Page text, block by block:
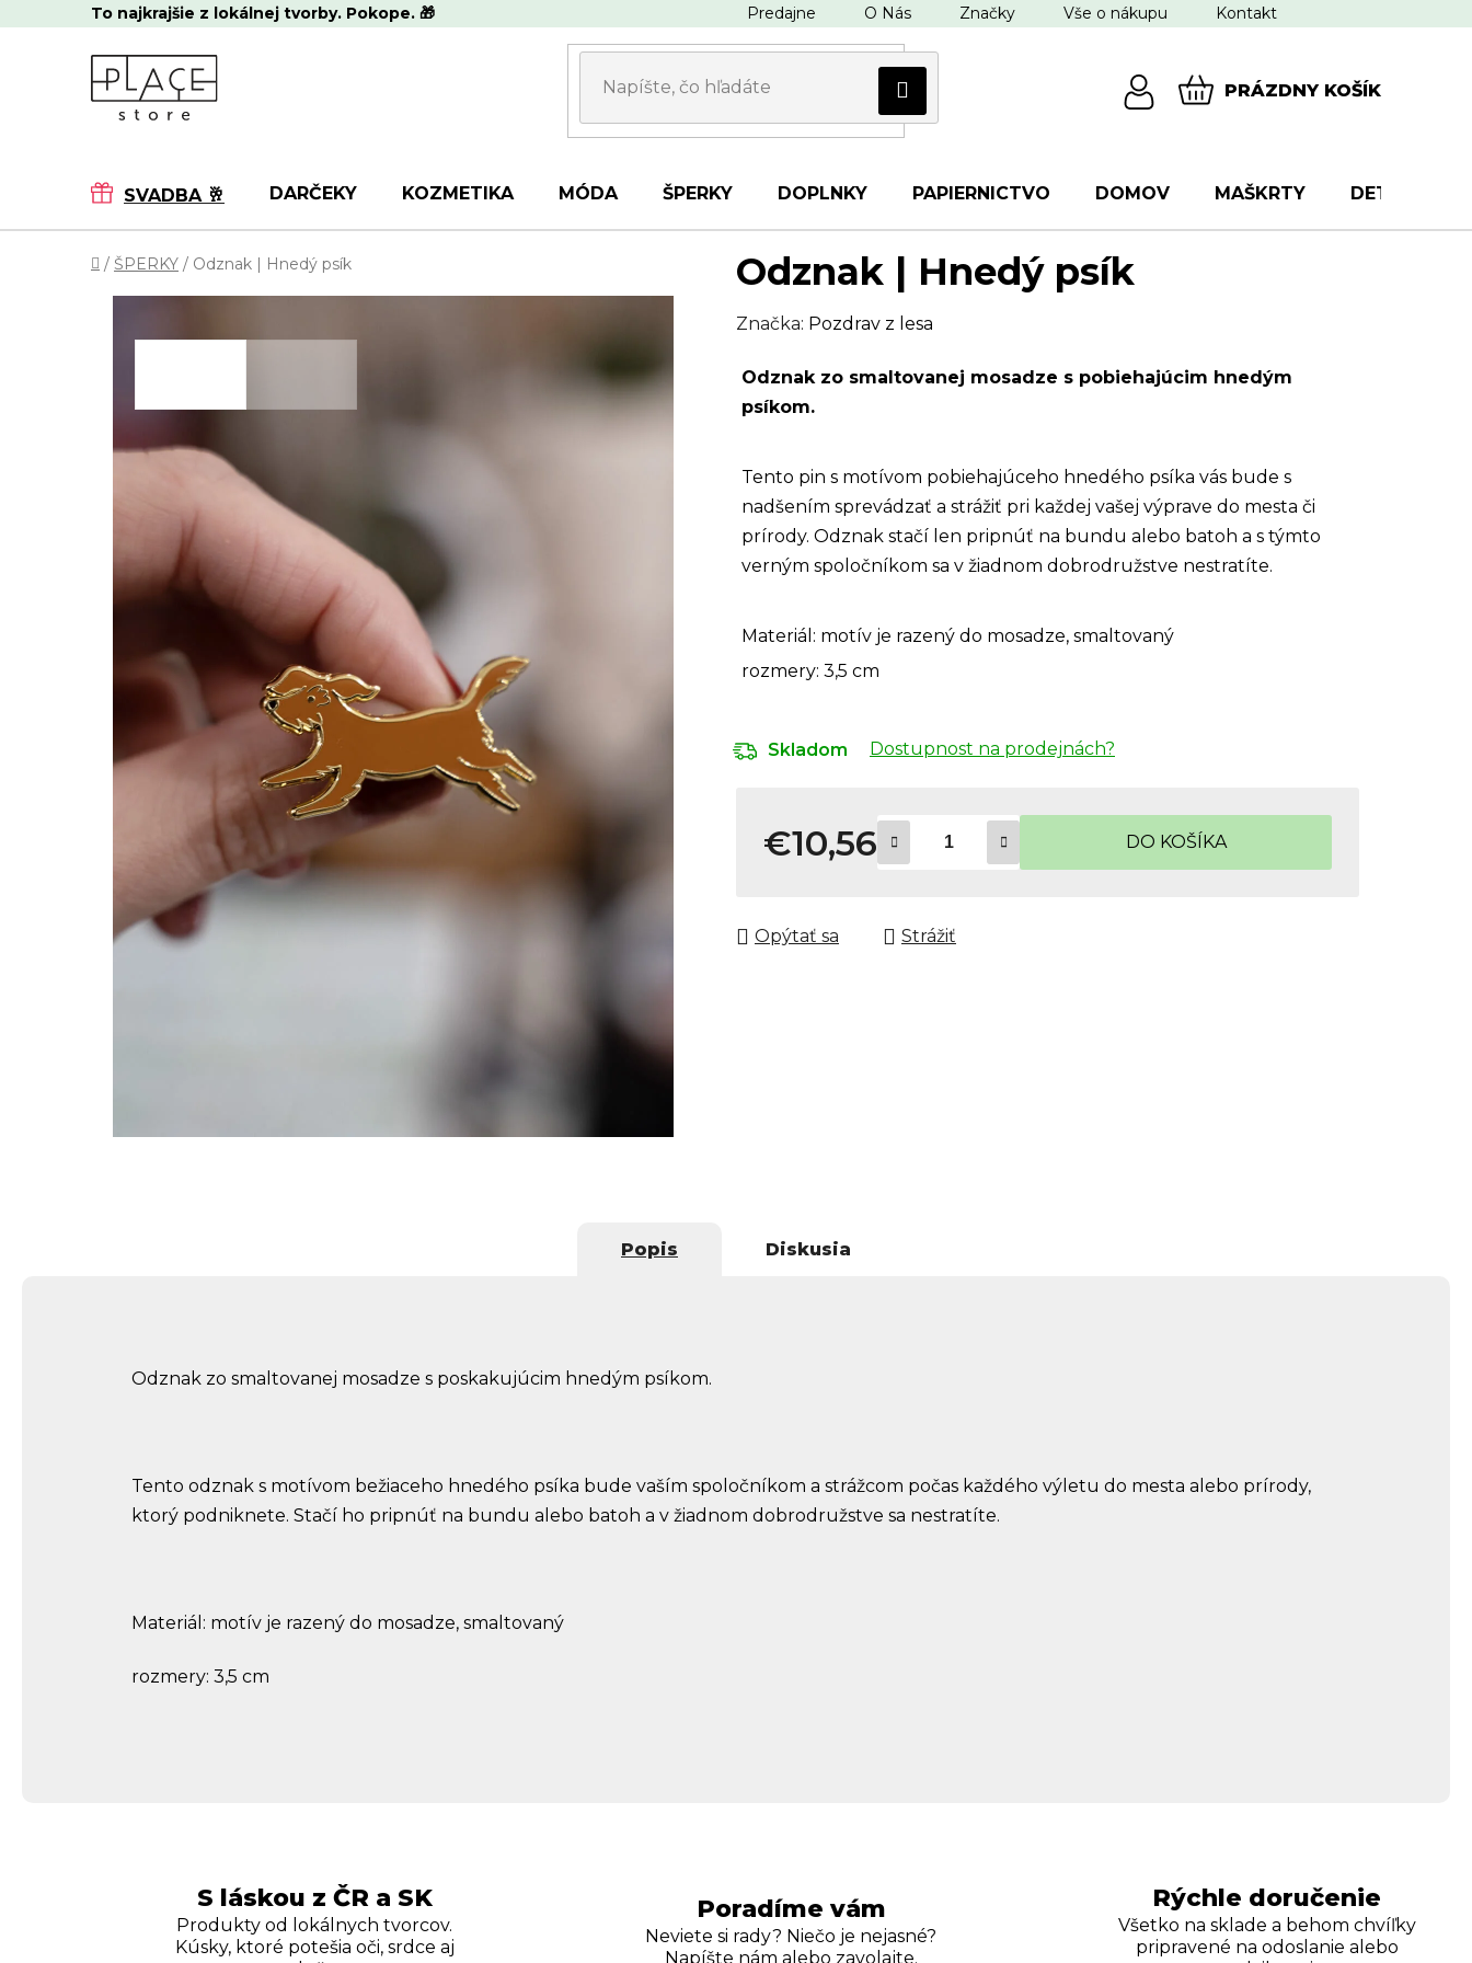
na
To najkrajšie z lokálnej tvorby. Pokope. 🎁 Predajne O Nás Značky Vše o nákupu Kontakt
PRÁZDNY KOŠÍK
SVADBA 🥂 DARČEKY KOZMETIKA MÓDA ŠPERKY DOPLNKY PAPIERNICTVO DOMOV MAŠKRTY DETI
Domov
/ ŠPERKY / Odznak | Hnedý psík Odznak | Hnedý psík
Značka: Pozdrav z lesa
Odznak zo smaltovanej mosadze s pobiehajúcim hnedým
psíkom.
Tento pin s motívom pobiehajúceho hnedého psíka vás bude s
nadšením sprevádzať a strážiť pri každej vašej výprave do mesta či
prírody. Odznak stačí len pripnúť na bundu alebo batoh a s týmto
verným spoločníkom sa v žiadnom dobrodružstve nestratíte.
Materiál: motív je razený do mosadze, smaltovaný
rozmery: 3,5 cm
Skladom Dostupnost na prodejnách?
€10,56 DO KOŠÍKA
Opýtať sa Strážiť
Popis Diskusia
Odznak zo smaltovanej mosadze s poskakujúcim hnedým psíkom.
Tento odznak s motívom bežiaceho hnedého psíka bude vaším spoločníkom a strážcom počas každého výletu do mesta alebo prírody,
ktorý podniknete. Stačí ho pripnúť na bundu alebo batoh a v žiadnom dobrodružstve sa nestratíte.
Materiál: motív je razený do mosadze, smaltovaný
rozmery: 3,5 cm
S láskou z ČR a SK
Produkty od lokálnych tvorcov.
Kúsky, ktoré potešia oči, srdce aj
Poradíme vám
Neviete si rady? Niečo je nejasné?
Napíšte nám alebo zavolajte.
Rýchle doručenie
Všetko na sklade a behom chvíľky
pripravené na odoslanie alebo